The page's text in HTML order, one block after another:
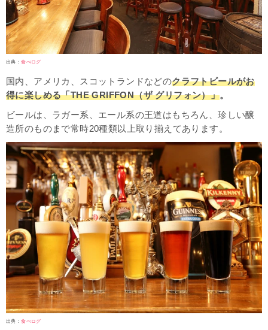
出典：食べログ
国内、アメリカ、スコットランドなどのクラフトビールがお
得に楽しめる「THE GRIFFON（ザ グリフォン）」。
ビールは、ラガー系、エール系の王道はもちろん、珍しい醸
造所のものまで常時20種類以上取り揃えてあります。
出典：食べログ